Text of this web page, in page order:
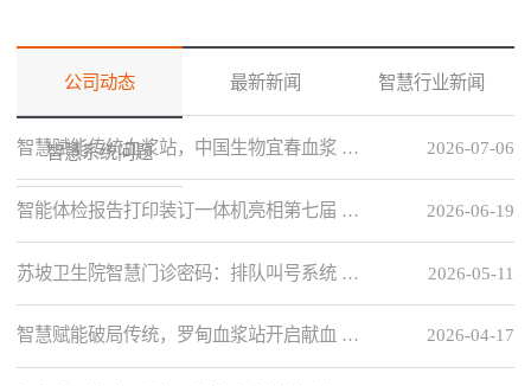
公司动态 最新新闻 智慧行业新闻
智慧系统问题 2026-07-06
智慧赋能传统血浆站，中国生物宜春血浆 …
2026-06-19
智能体检报告打印装订一体机亮相第七届 …
2026-05-11
苏坡卫生院智慧门诊密码：排队叫号系统 …
2026-04-17
智慧赋能破局传统，罗甸血浆站开启献血 …